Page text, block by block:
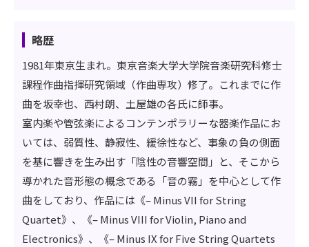
略歴
1981年東京生まれ。東京音楽大学大学院音楽研究科修士
課程作曲指揮研究領域（作曲専攻）修了。これまでに作
曲を坂幸也、西村朗、土屋雄の各氏に師事。
室内楽や管弦楽によるコンテンポラリーな器楽作品にお
いては、弱質性、静寂性、緩徐性など、事象の負の側面
を基に響きを生み出す「陰性の音響空間」と、そこから
導かれた音形態の概念である「音の霧」を中心として作
曲をしており、作品には《– Minus VII for String
Quartet》、《– Minus VIII for Violin, Piano and
Electronics》、《– Minus IX for Five String Quartets